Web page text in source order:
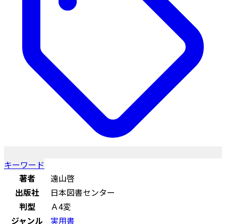
キーワード
著者
遠山啓
出版社
日本図書センター
判型
Ａ4変
ジャンル
実用書